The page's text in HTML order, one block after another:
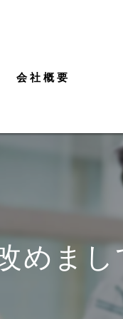
会社概要
めまし